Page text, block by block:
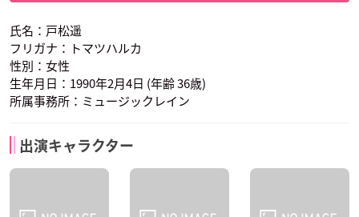
氏名：戸松遥
フリガナ：トマツハルカ
性別：女性
生年月日：1990年2月4日 (年齢 36歳)
所属事務所：ミュージックレイン
出演キャラクター